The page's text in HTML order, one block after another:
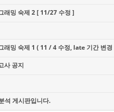
래밍 숙제 2 [ 11/27 수정 ]
래밍 숙제 1 ( 11 / 4 수정, late 기간 변경
사 공지
석 게시판입니다.